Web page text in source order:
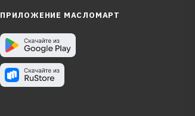
ПРИЛОЖЕНИЕ МАСЛОМАРТ